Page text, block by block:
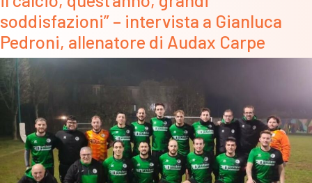
trionfano
nei
rispettivi
gironi
soddisfazioni” – intervista a Gianluca
Pedroni, allenatore di Audax Carpe